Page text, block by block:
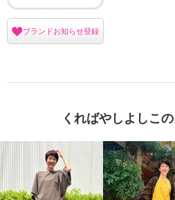
ブランドお知らせ登録
くればやしよしこ